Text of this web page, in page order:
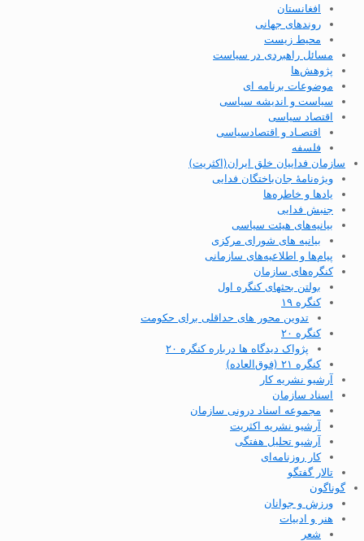
افغانستان
روندهای جهانی
محیط زیست
مسائل راهبردی در سیاست
پژوهش‌ها
موضوعات برنامه ای
سیاست و اندیشه سیاسی
اقتصاد سیاسی
اقتصـاد و اقتصاد‌سیاسی
فلسفه
سازمان فداییان خلق ایران(اکثریت)
ویژه‌نامهٔ جان‌باختگان فدایی
یادها و خاطره‌ها
جنبش فدایی
بیانیه‌های هیئت سیاسی
بیانیه های شورای مرکزی
پیام‌ها و اطلاعیه‌های سازمانی
کنگره‌های سازمان
بولتن بحثهای کنگره اول
کنگره ۱۹
تدوین محور های حداقلی برای حکومت
کنگره ۲۰
پژواک دیدگاه ها درباره کنگره ۲۰
کنگره ۲۱ (فوق‌العاده)
آرشیو نشریه کار
اسناد سازمان
مجموعه اسناد درونی سازمان
آرشیو نشریه اکثریت
آرشیو تحلیل هفتگی
کار روزنامه‌ای
تالار گفتگو
گوناگون
ورزش و جوانان
هنر و ادبیات
شعر